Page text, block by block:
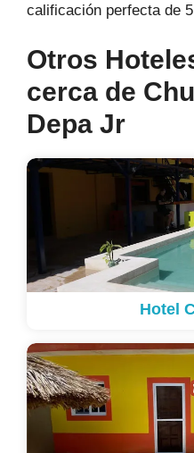
calificación perfecta de
Otros
cerca de
Depa Jr
Hotel